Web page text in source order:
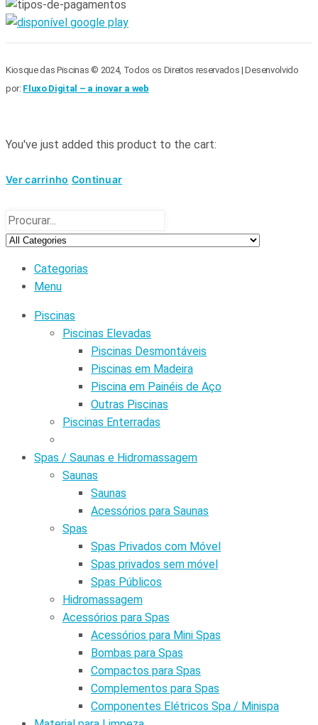
Kiosque das Piscinas © 2024, Todos os Direitos reservados | Desenvolvido
por: Fluxo Digital – a inovar a web
You've just added this product to the cart:
Ver carrinho Continuar
Categorias
Menu
Piscinas
Piscinas Elevadas
Piscinas Desmontáveis
Piscinas em Madeira
Piscina em Painéis de Aço
Outras Piscinas
Piscinas Enterradas
Spas / Saunas e Hidromassagem
Saunas
Saunas
Acessórios para Saunas
Spas
Spas Privados com Móvel
Spas privados sem móvel
Spas Públicos
Hidromassagem
Acessórios para Spas
Acessórios para Mini Spas
Bombas para Spas
Compactos para Spas
Complementos para Spas
Componentes Elétricos Spa / Minispa